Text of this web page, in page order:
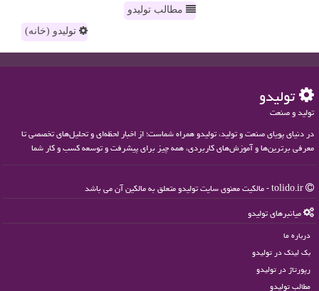
مطالب تولیدو
تولیدو (خانه)
تولیدو
تولید و صنعت
در دنیای پویای صنعت و تولید، تولیدو همراه شماست؛ از اخبار لحظه‌ای و تحلیل‌های تخصصی تا
معرفی برترین‌ها و آموزش‌های کاربردی، همه چیز برای پیشرفت و توسعه کسب و کار شما
میانبرهای تولیدو
درباره ما
بک لینک در تولیدو
رپورتاژ در تولیدو
مطالب تولیدو